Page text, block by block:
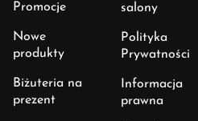
Promocje
Nowe
produkty
Biżuteria na
prezent
salony
Polityka
Prywatności
Informacja
prawna